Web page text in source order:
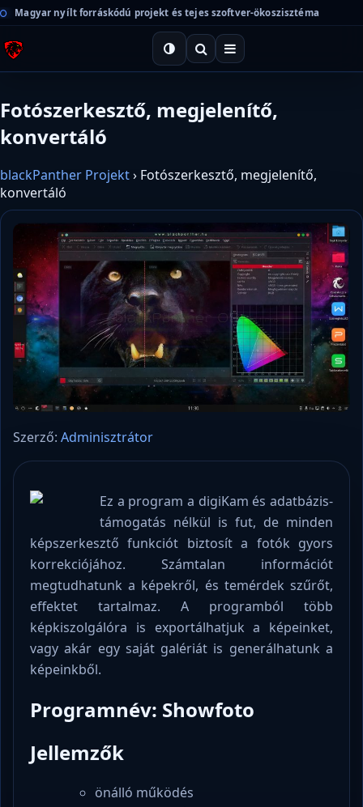
Magyar nyílt forráskódú projekt és tejes szoftver-ökoszisztéma
Fotószerkesztő, megjelenítő,
konvertáló
blackPanther Projekt› Fotószerkesztő, megjelenítő,
konvertáló
Szerző: Adminisztrátor
Ez a program a digiKam és adatbázis-
támogatás nélkül is fut, de minden
képszerkesztő funkciót biztosít a fotók gyors
korrekciójához. Számtalan információt
megtudhatunk a képekről, és temérdek szűrőt,
effektet tartalmaz. A programból több
képkiszolgálóra is exportálhatjuk a képeinket,
vagy akár egy saját galériát is generálhatunk a
képeinkből.
Programnév: Showfoto
Jellemzők
önálló működés